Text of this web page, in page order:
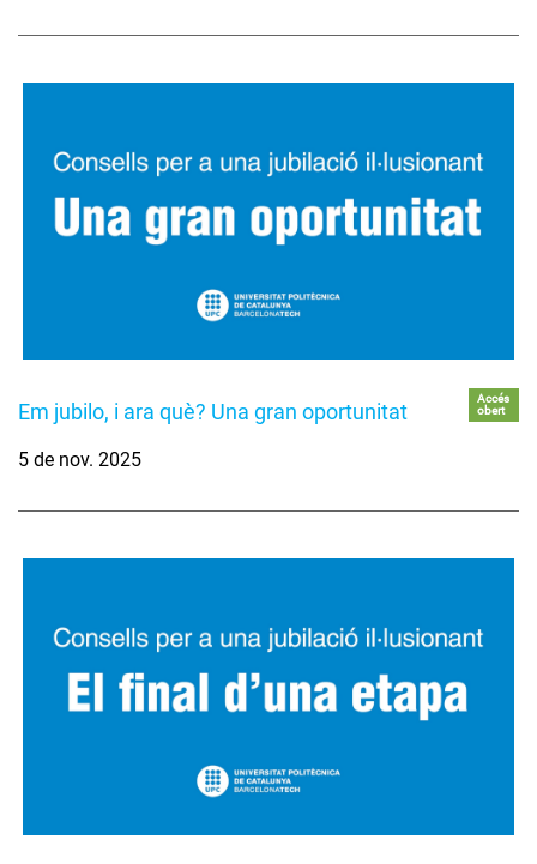
Em jubilo, i ara què? Una gran oportunitat
Accés
obert
5 de nov. 2025